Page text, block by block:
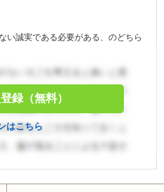
い誠実である必要がある、のどちら
録（無料）
はこちら